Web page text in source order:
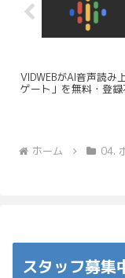
VIDWEBがAI音声読み
ゲート」を無料・登
ホーム 04.
スタッフ募集